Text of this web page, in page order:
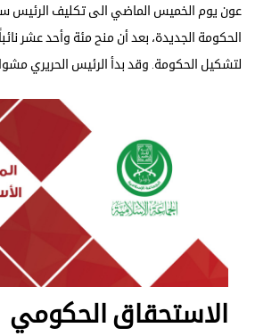
عون يوم الخميس الماضي الى تكليف الرئيس
الحكومة الجديدة، بعد أن منح مئة وأحد عشر
لتشكيل الحكومة. وقد بدأ الرئيس الحريري
الاستحقاق الحكومي